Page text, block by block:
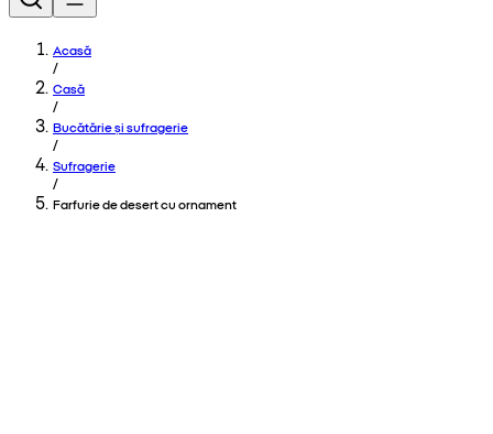
Acasă
/
Casă
/
Bucătărie și sufragerie
/
Sufragerie
/
Farfurie de desert cu ornament